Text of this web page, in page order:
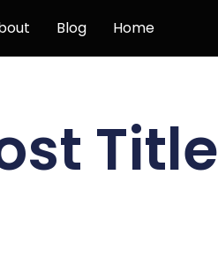
Home
Blog
Title